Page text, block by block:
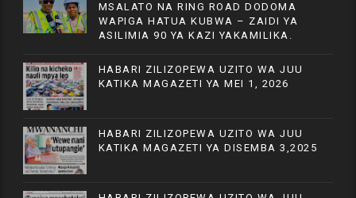
MSALATO NA RING ROAD DODOMA
WAPIGA HATUA KUBWA – ZAIDI YA
ASILIMIA 90 YA KAZI YAKAMILIKA.
HABARI ZILIZOPEWA UZITO WA JUU
KATIKA MAGAZETI YA MEI 1, 2026
HABARI ZILIZOPEWA UZITO WA JUU
KATIKA MAGAZETI YA DISEMBA 3,2025